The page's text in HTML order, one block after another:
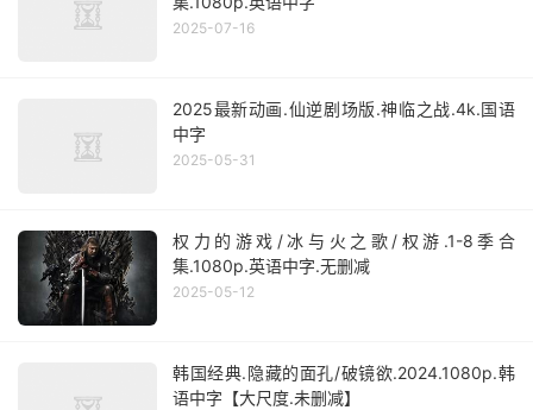
2025-07-16
2025最新动画.仙逆剧场版.神临之战.4k.国语
中字
2025-05-31
权力的游戏/冰与火之歌/权游.1-8季合
集.1080p.英语中字.无删减
2025-05-12
韩国经典.隐藏的面孔/破镜欲.2024.1080p.韩
语中字【大尺度.未删减】